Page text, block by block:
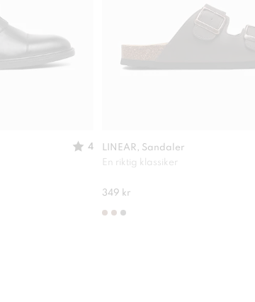
4
LINEAR, Sandaler
En riktig klassiker
349 kr